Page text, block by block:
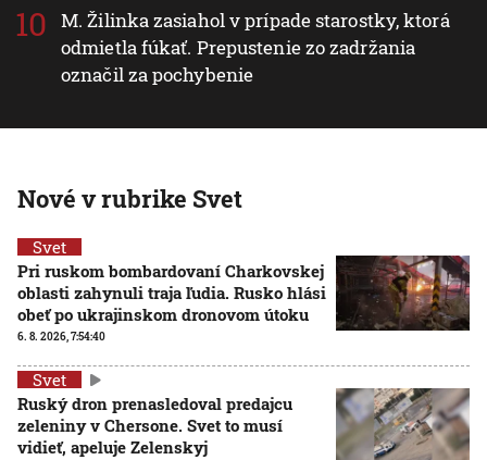
M. Žilinka zasiahol v prípade starostky, ktorá
odmietla fúkať. Prepustenie zo zadržania
označil za pochybenie
Nové v rubrike Svet
Svet
Pri ruskom bombardovaní Charkovskej
oblasti zahynuli traja ľudia. Rusko hlási
obeť po ukrajinskom dronovom útoku
6. 8. 2026, 7:54:40
Svet
Ruský dron prenasledoval predajcu
zeleniny v Chersone. Svet to musí
vidieť, apeluje Zelenskyj